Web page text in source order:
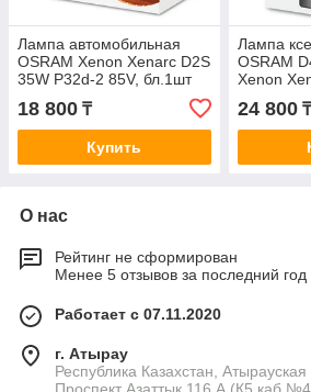
Лампа автомобильная
OSRAM Xenon Xenarc D2S
35W P32d-2 85V, бл.1шт
18 800 ₸
Купить
Лампа
OSRAM
Xenon
24 800₸
О нас
Рейтинг не сформирован
Менее 5 отзывов за последний год
Работает с 07.11.2020
г. Атырау
Республика Казахстан,